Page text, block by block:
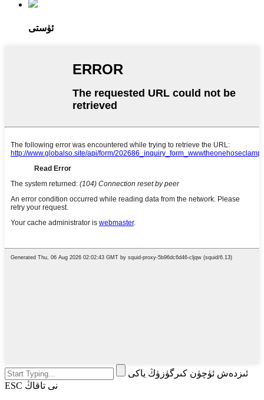
ئۈستى
ئىزدەش ئۈچۈن كىرگۈزۈڭ ياكى
ESC نى تاقاڭ